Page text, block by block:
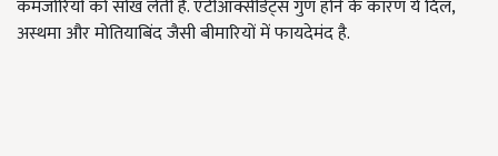
कमजोरियों को सोख लेती है. एंटीऑक्सीडेंट्स गुण होने के कारण ये दिल,
अस्थमा और मोतियाबिंद जैसी बीमारियों में फायदेमंद है.